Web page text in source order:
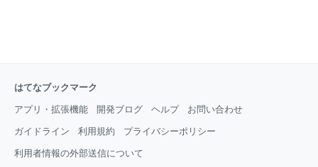
はてなブックマーク
アプリ・拡張機能 開発ブログ ヘルプ お問い合わせ
ガイドライン 利用規約 プライバシーポリシー
利用者情報の外部送信について